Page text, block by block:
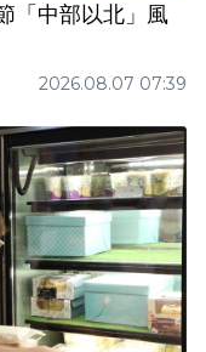
「中部以北」風
2026.08.07 07:39